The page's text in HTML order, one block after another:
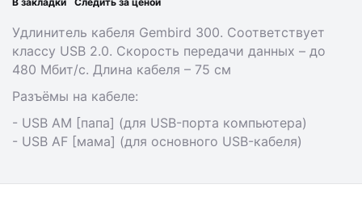
Удлинитель кабеля Gembird 300. Соответствует
классу USB 2.0. Скорость передачи данных – до
480 Мбит/с. Длина кабеля – 75 см
Разъёмы на кабеле:
- USB AM [папа] (для USB-порта компьютера)
- USB AF [мама] (для основного USB-кабеля)